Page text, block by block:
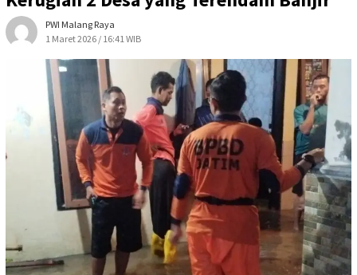
PWI Malang Raya
1 Maret 2026 / 16:41 WIB